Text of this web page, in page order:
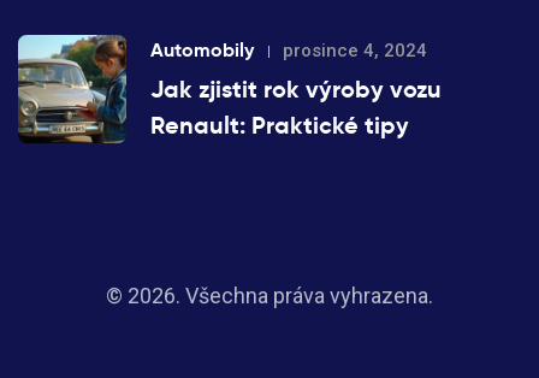
Automobily prosince 4, 2024
Jak zjistit rok výroby vozu
Renault: Praktické tipy
© 2026. Všechna práva vyhrazena.